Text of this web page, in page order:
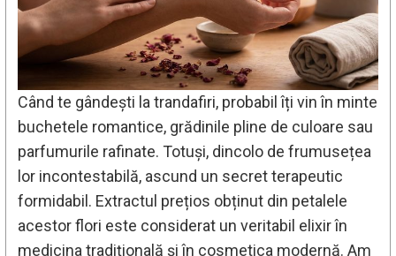
Când te gândești la trandafiri, probabil îți vin în minte
buchetele romantice, grădinile pline de culoare sau
parfumurile rafinate. Totuși, dincolo de frumusețea
lor incontestabilă, ascund un secret terapeutic
formidabil. Extractul prețios obținut din petalele
acestor flori este considerat un veritabil elixir în
medicina tradițională și în cosmetica modernă. Am